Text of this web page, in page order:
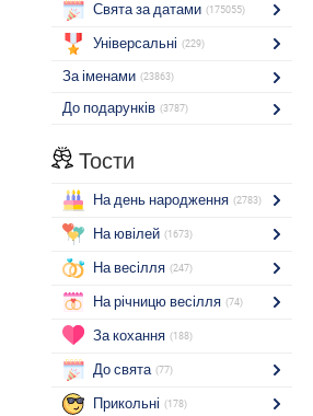
Свята за датами (175055)
Універсальні (229)
За іменами (23863)
До подарунків (3787)
Тости
На день народження (2783)
На ювілей (1673)
На весілля (247)
На річницю весілля (74)
За кохання (188)
До свята (77)
Прикольні (178)